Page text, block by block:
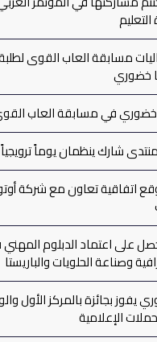
مسابقة العاب القوى
خضوري
خضوري في مسابقة العاب
شارك ينظمان يوماً ترويجياً
اتفاقية تعاون مع شركة
على اعتماد الدبلوم
وصناعة الحلويات والباريستا
يفوز بجائزة بالمركز الأول
الإعلامية